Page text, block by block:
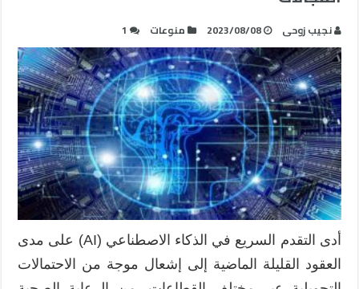
نجيب زوحى 2023/08/08 منوعات 1
أدى التقدم السريع في الذكاء الاصطناعي (AI) على مدى
العقود القليلة الماضية إلى إشعال موجة من الاحتمالات